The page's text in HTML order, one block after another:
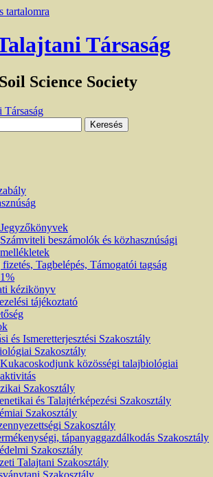
tartalomra
Társaság
Science Society
Jegyzőkönyvek
Számviteli beszámolók és közhasznúsági
mellékletek
Tagbelépés, Támogatói tagság
kézikönyv
tájékoztató
és Ismeretterjesztési Szakosztály
Szakosztály
Kukacoskodjunk közösségi talajbiológiai
aktivitás
Szakosztály
és Talajtérképezési Szakosztály
Szakosztály
Szakosztály
tápanyaggazdálkodás Szakosztály
Szakosztály
Talajtani Szakosztály